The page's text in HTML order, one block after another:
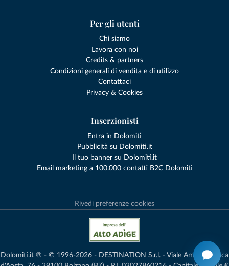
Per gli utenti
Chi siamo
Lavora con noi
Credits & partners
Condizioni generali di vendita e di utilizzo
Contattaci
Privacy & Cookies
Inserzionisti
Entra in Dolomiti
Pubblicità su Dolomiti.it
Il tuo banner su Dolomiti.it
Email marketing a 100.000 contatti B2C Dolomiti
Rivedi preferenze cookies
Dolomiti.it ® - © 1996-2026 - DESTINATION S.r.l. - Viale Amedeo Duca